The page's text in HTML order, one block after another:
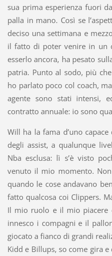
sua prima esperienza fuori
palla in mano. Così se
deciso una settimana e
il fatto di poter venire in un
esserlo ancora, ha pesato
patria. Punto al sodo, più
ho parlato poco col coach,
agente sono stati intensi,
contratto annuale: io sono
Will ha la fama d’uno
degli assist, a qualunque
Nba esclusa: lì s’è visto
venuto il mio momento.
quando le cose andavano
fatto qualcosa coi Clippers.
Il mio ruolo e il mio piacere
innesco i compagni e il
giocato a fianco di grandi
Kidd e Billups, so come gira